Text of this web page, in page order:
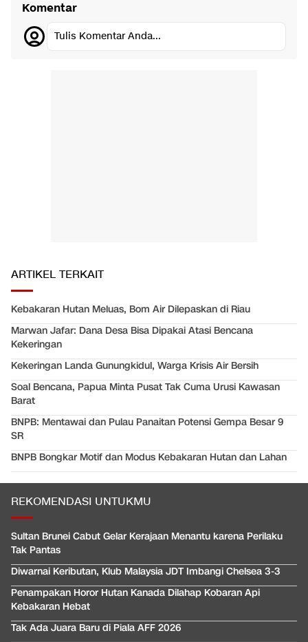
Komentar
Tulis Komentar Anda...
ARTIKEL TERKAIT
Kebakaran Hutan Meluas, Bom Air Dilepaskan di Riau
Marwan Jafar: Dana Desa Bisa Dipakai Atasi Bencana
Kekeringan
Kekeringan Landa Gunungkidul, Warga Krisis Air Bersih
Soal Bencana, Papua Minta Pusat Tak Cuma Urusi Kawasan
Barat
BNPB: Mentawai dan Pulau Panaitan Potensi Gempa Besar 9
SR
BNPB Bongkar Motif dan Modus Kebakaran Hutan dan Lahan
REKOMENDASI UNTUKMU
Sultan Brunei Cabut Gelar Kerajaan Menantu karena Perilaku
Tak Pantas
Diwarnai Keributan, Klub Malaysia JDT Imbangi Chelsea 3-3
Penampakan Horor Hutan Kanada Dilahap Kobaran Api
Kebakaran Hebat
Tak Ada Juara Baru di Piala AFF 2026